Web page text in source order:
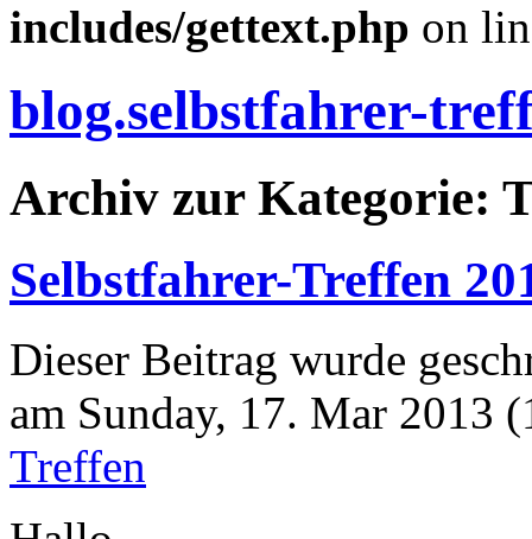
includes/gettext.php on
blog.selbstfahrer-
Archiv zur Kategorie:
Selbstfahrer-Treffen
Dieser Beitrag wurde
am Sunday, 17. Mar 2013
Treffen